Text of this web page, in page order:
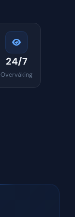
24/7
Overvåking